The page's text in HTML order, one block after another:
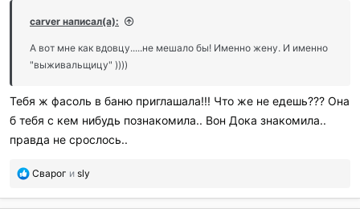
carver написал(а):
А вот мне как вдовцу.....не мешало бы! Именно жену. И именно
"выживальщицу" ))))
Тебя ж фасоль в баню приглашала!!! Что же не едешь??? Она
б тебя с кем нибудь познакомила.. Вон Дока знакомила..
правда не срослось..
П
б
Сварог и sly